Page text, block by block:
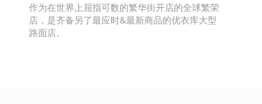
作为在世界上屈指可数的繁华街开店的全球繁荣
店，是齐备另了最应时&最新商品的优衣库大型
路面店。